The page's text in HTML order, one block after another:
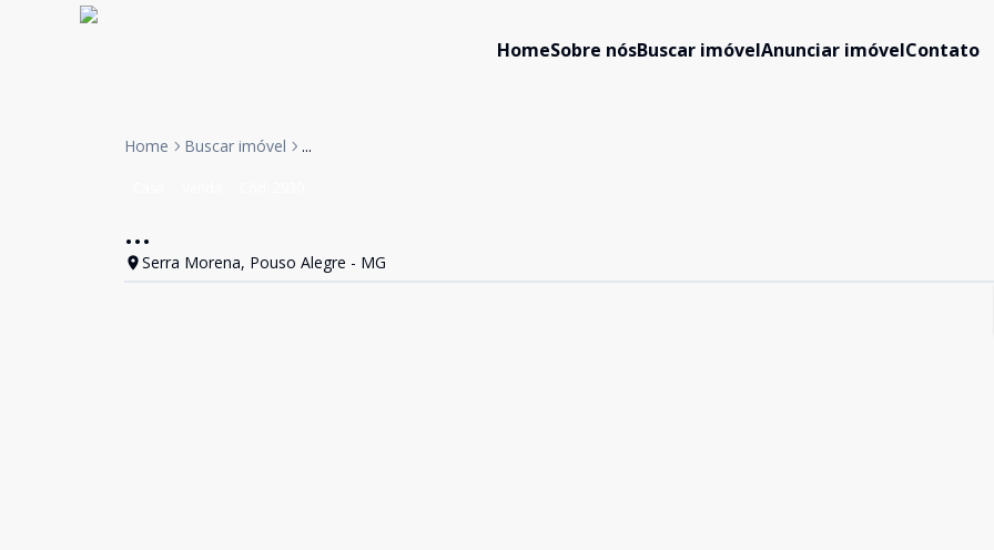
HomeSobre nósBuscar imóvelAnunciar imóvelContato
Home Buscar imóvel ...
...
Serra Morena, Pouso Alegre - MG